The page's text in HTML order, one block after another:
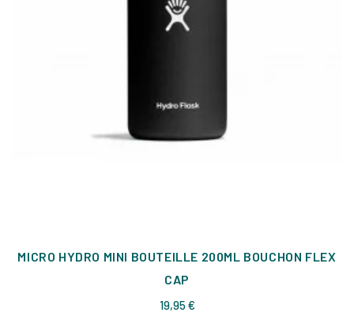
MICRO HYDRO MINI BOUTEILLE 200ML BOUCHON FLEX
CAP
19,95 €Prix